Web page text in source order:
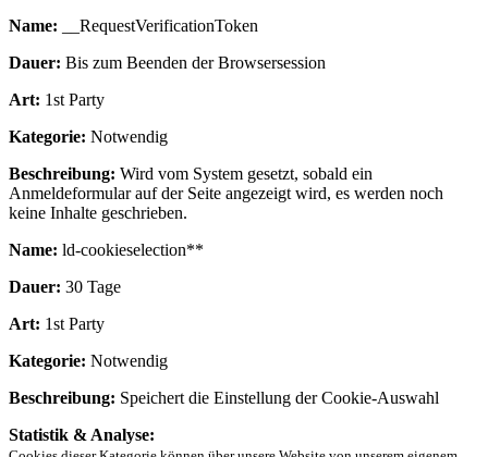
Name: __RequestVerificationToken
Dauer: Bis zum Beenden der Browsersession
Art: 1st Party
Kategorie: Notwendig
Beschreibung: Wird vom System gesetzt, sobald ein
Anmeldeformular auf der Seite angezeigt wird, es werden noch
keine Inhalte geschrieben.
Name: ld-cookieselection**
Dauer: 30 Tage
Art: 1st Party
Kategorie: Notwendig
Beschreibung: Speichert die Einstellung der Cookie-Auswahl
Statistik & Analyse: